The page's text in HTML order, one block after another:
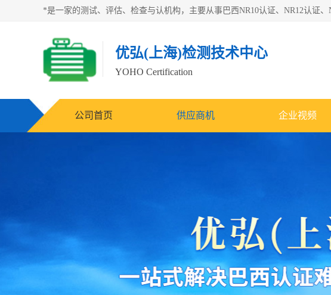
优弘(上海)检测技术中心
YOHO Certification
公司首页 供应商机 企业视频